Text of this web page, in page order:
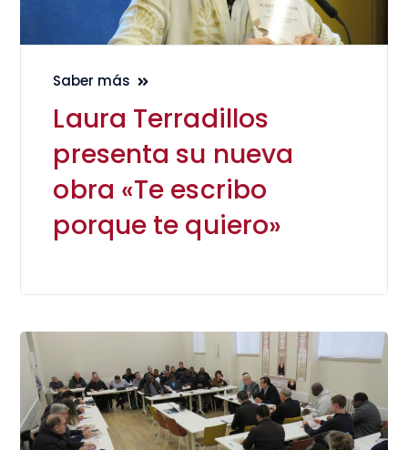
Saber más
Laura Terradillos
presenta su nueva
obra «Te escribo
porque te quiero»